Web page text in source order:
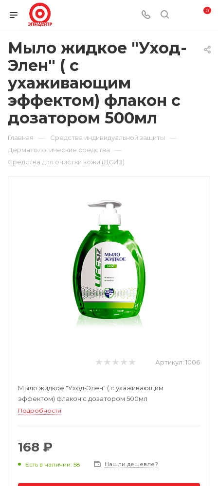
0
Мыло жидкое "Уход-
Элен" ( с
ухаживающим
эффектом) флакон с
дозатором 500мл
Главная — Средства индивидуальной защиты —
Дерматологические средства —
Средства для очистки кожи (ДСИЗ)
Артикул: 1006
Мыло жидкое "Уход-Элен" ( с ухаживающим
эффектом) флакон с дозатором 500мл
Подробности
168 ₽
Есть в наличии: 58 Нашли дешевле?